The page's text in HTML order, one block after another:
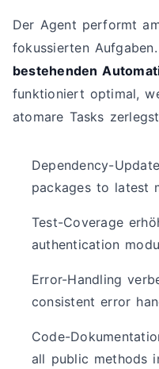
Der Agent performt
fokussierten Aufgaben.
bestehenden
funktioniert optimal,
atomare Tasks
Dependency-
packages to latest
Test-Coverage
authentication
Error-Handling
consistent error
Code-
all public methods